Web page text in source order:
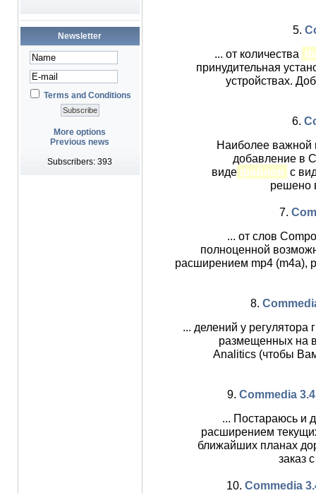
Newsletter
Terms and Conditions
More options
Previous news
Subscribers: 393
5.
... от количества
принудительная
устройствах.
6.
Наиболее важной
добавление в
виде файлов с
решено
7.
... от слов
полноценной
расширением mp4 (m4a),
8.
... делений у регулятора
размещенных на
Analitics (чтобы
9. Commedia
... Постараюсь и
расширением
ближайших планах
заказ
10. Commedia